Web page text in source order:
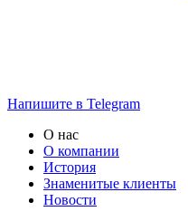
Напишите в Telegram
О нас
О компании
История
Знаменитые клиенты
Новости